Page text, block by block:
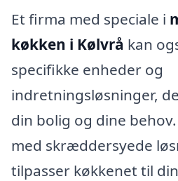
Et firma med speciale i
køkken i Kølvrå kan
specifikke enheder og
indretningsløsninger,
din bolig og dine
med skræddersyede
tilpasser køkkenet til